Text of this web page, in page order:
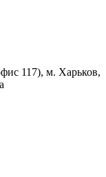
117), м. Харьков,